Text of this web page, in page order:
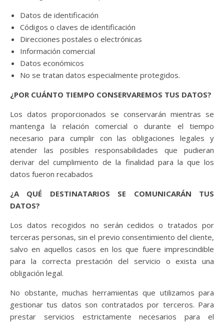
Datos de identificación
Códigos o claves de identificación
Direcciones postales o electrónicas
Información comercial
Datos económicos
No se tratan datos especialmente protegidos.
¿POR CUÁNTO TIEMPO CONSERVAREMOS TUS DATOS?
Los datos proporcionados se conservarán mientras se
mantenga la relación comercial o durante el tiempo
necesario para cumplir con las obligaciones legales y
atender las posibles responsabilidades que pudieran
derivar del cumplimiento de la finalidad para la que los
datos fueron recabados
¿A QUÉ DESTINATARIOS SE COMUNICARÁN TUS
DATOS?
Los datos recogidos no serán cedidos o tratados por
terceras personas, sin el previo consentimiento del cliente,
salvo en aquellos casos en los que fuere imprescindible
para la correcta prestación del servicio o exista una
obligación legal.
No obstante, muchas herramientas que utilizamos para
gestionar tus datos son contratados por terceros. Para
prestar servicios estrictamente necesarios para el